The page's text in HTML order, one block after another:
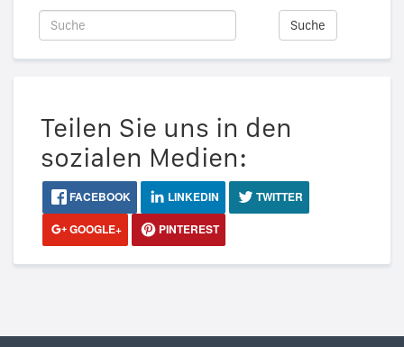
Suche
Teilen Sie uns in den
sozialen Medien:
FACEBOOK LINKEDIN
TWITTER
GOOGLE+
PINTEREST